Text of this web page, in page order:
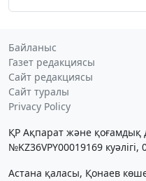
Байланыс
Газет редакциясы
Сайт редакциясы
Сайт туралы
Privacy Policy
ҚР Ақпарат және қоғамдық
№KZ36VPY00019169
Астана қаласы, Қонаев